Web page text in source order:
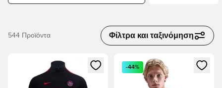
544 Προϊόντα Φίλτρα και ταξινόμηση
Ανοίγει ένα Modal για να συνδεθείτε ή να εγγραφείτε ως
Ανοίγει ένα Modal για να
-44%